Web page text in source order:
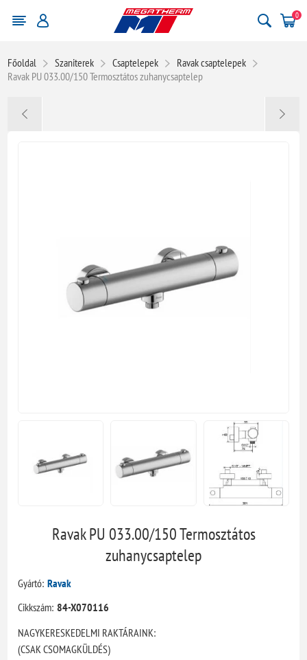
0
Főoldal Szaniterek Csaptelepek
Ravak csaptelepek
Ravak PU 033.00/150 Termosztátos zuhanycsaptelep
Ravak PU 033.00/150 Termosztátos
zuhanycsaptelep
Gyártó: Ravak
Cikkszám: 84-X070116
NAGYKERESKEDELMI RAKTÁRAINK:
(CSAK CSOMAGKÜLDÉS)